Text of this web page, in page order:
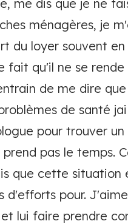
me dis que je ne
ménagères, je
du loyer souvent
fait qu'il ne se
de me dire
de santé
pour trouver
prend pas le temps.
que cette situation
d'efforts pour.
et lui faire prendre